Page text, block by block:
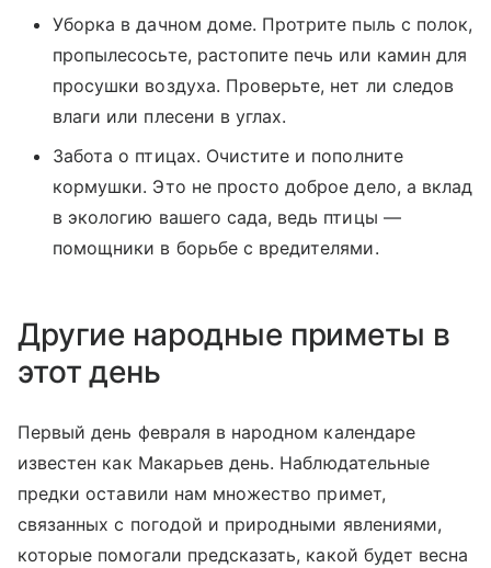
Уборка в дачном доме. Протрите пыль с полок,
пропылесосьте, растопите печь или камин для
просушки воздуха. Проверьте, нет ли следов
влаги или плесени в углах.
Забота о птицах. Очистите и пополните
кормушки. Это не просто доброе дело, а вклад
в экологию вашего сада, ведь птицы —
помощники в борьбе с вредителями.
Другие народные приметы в
этот день
Первый день февраля в народном календаре
известен как Макарьев день. Наблюдательные
предки оставили нам множество примет,
связанных с погодой и природными явлениями,
которые помогали предсказать, какой будет весна